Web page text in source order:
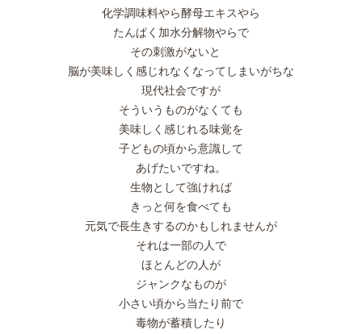
化学調味料やら酵母エキスやら
たんぱく加水分解物やらで
その刺激がないと
脳が美味しく感じれなくなってしまいがちな
現代社会ですが
そういうものがなくても
美味しく感じれる味覚を
子どもの頃から意識して
あげたいですね。
生物として強ければ
きっと何を食べても
元気で長生きするのかもしれませんが
それは一部の人で
ほとんどの人が
ジャンクなものが
小さい頃から当たり前で
毒物が蓄積したり